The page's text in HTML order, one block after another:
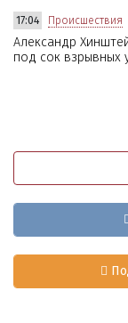
17:04 Происшествия
Александр
под сок взрывных